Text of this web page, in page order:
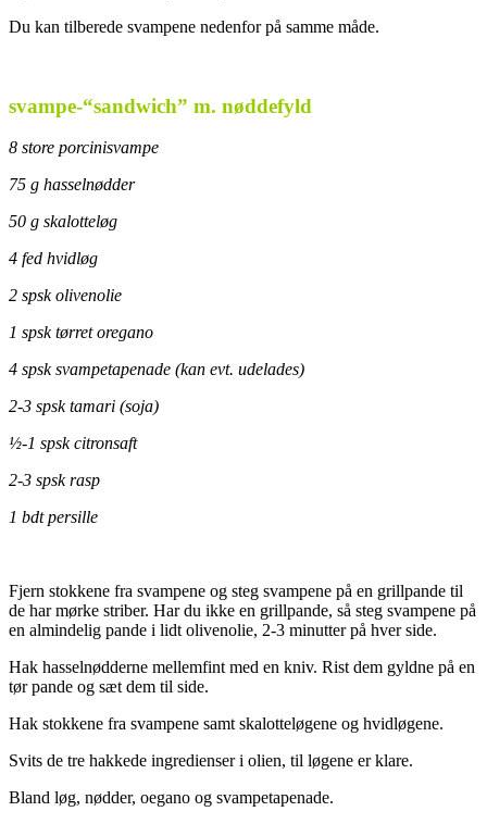
Du kan tilberede svampene nedenfor på samme måde.
svampe-“sandwich” m. nøddefyld
8 store porcinisvampe
75 g hasselnødder
50 g skalotteløg
4 fed hvidløg
2 spsk olivenolie
1 spsk tørret oregano
4 spsk svampetapenade (kan evt. udelades)
2-3 spsk tamari (soja)
½-1 spsk citronsaft
2-3 spsk rasp
1 bdt persille
Fjern stokkene fra svampene og steg svampene på en grillpande til
de har mørke striber. Har du ikke en grillpande, så steg svampene på
en almindelig pande i lidt olivenolie, 2-3 minutter på hver side.
Hak hasselnødderne mellemfint med en kniv. Rist dem gyldne på en
tør pande og sæt dem til side.
Hak stokkene fra svampene samt skalotteløgene og hvidløgene.
Svits de tre hakkede ingredienser i olien, til løgene er klare.
Bland løg, nødder, oegano og svampetapenade.